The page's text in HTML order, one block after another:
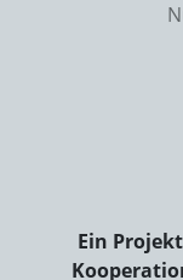
Ein